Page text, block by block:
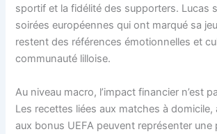
sportif et la fidélité des supporters. Lucas
soirées européennes qui ont marqué sa
restent des références émotionnelles et
communauté lilloise.
Au niveau macro, l’impact financier n’est
Les recettes liées aux matches à
aux bonus UEFA peuvent représenter